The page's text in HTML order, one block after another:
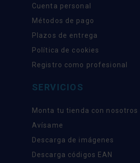
Cuenta personal
Métodos de pago
Plazos de entrega
Política de cookies
Registro como profesional
SERVICIOS
Monta tu tienda con nosotros
Avísame
Descarga de imágenes
Descarga códigos EAN